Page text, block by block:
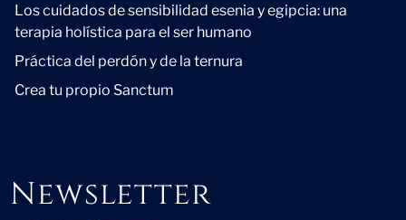
Los cuidados de sensibilidad esenia y egipcia: una
terapia holística para el ser humano
Práctica del perdón y de la ternura
Crea tu propio Sanctum
Newsletter